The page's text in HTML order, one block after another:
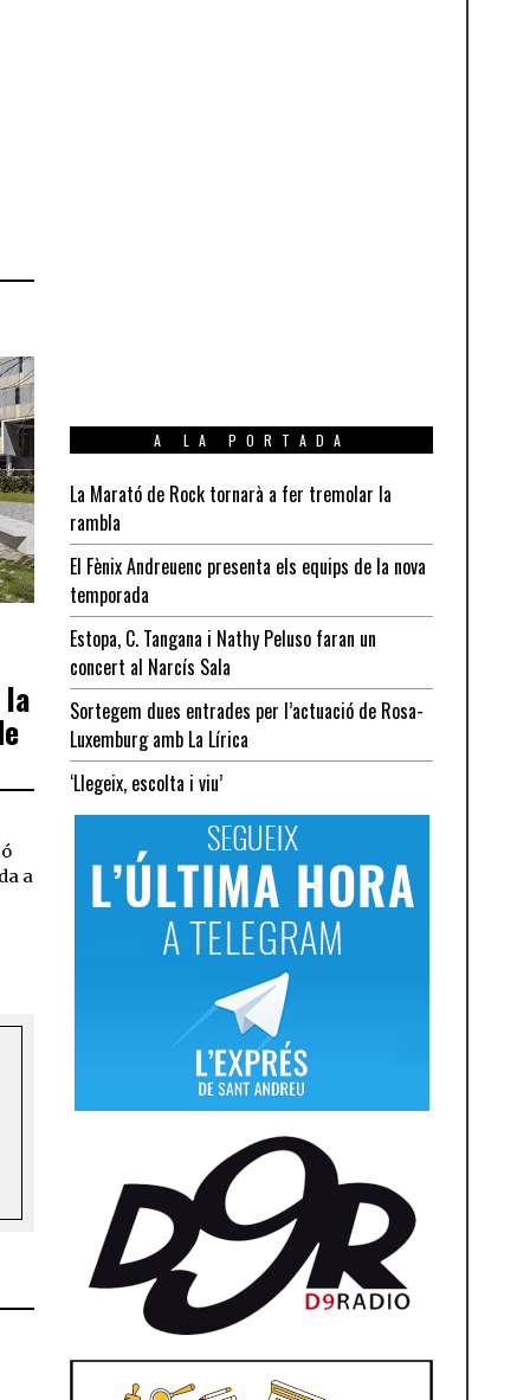
a
A LA PORTADA
La Marató de Rock tornarà a fer tremolar la
rambla
El Fènix Andreuenc presenta els equips de la nova
temporada
Estopa, C. Tangana i Nathy Peluso faran un
concert al Narcís Sala
Sortegem dues entrades per l’actuació de Rosa-
Luxemburg amb La Lírica
‘Llegeix, escolta i viu’